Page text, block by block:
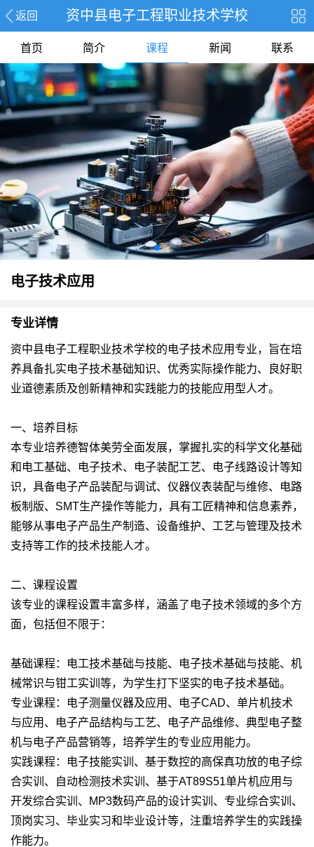
返回 资中县电子工程职业技术学校
首页 简介 课程 新闻 联系
电子技术应用
专业详情
资中县电子工程职业技术学校的电子技术应用专业，旨在培
养具备扎实电子技术基础知识、优秀实际操作能力、良好职
业道德素质及创新精神和实践能力的技能应用型人才。
一、培养目标
本专业培养德智体美劳全面发展，掌握扎实的科学文化基础
和电工基础、电子技术、电子装配工艺、电子线路设计等知
识，具备电子产品装配与调试、仪器仪表装配与维修、电路
板制版、SMT生产操作等能力，具有工匠精神和信息素养，
能够从事电子产品生产制造、设备维护、工艺与管理及技术
支持等工作的技术技能人才。
二、课程设置
该专业的课程设置丰富多样，涵盖了电子技术领域的多个方
面，包括但不限于：
基础课程：电工技术基础与技能、电子技术基础与技能、机
械常识与钳工实训等，为学生打下坚实的电子技术基础。
专业课程：电子测量仪器及应用、电子CAD、单片机技术
与应用、电子产品结构与工艺、电子产品维修、典型电子整
机与电子产品营销等，培养学生的专业应用能力。
实践课程：电子技能实训、基于数控的高保真功放的电子综
合实训、自动检测技术实训、基于AT89S51单片机应用与
开发综合实训、MP3数码产品的设计实训、专业综合实训、
顶岗实习、毕业实习和毕业设计等，注重培养学生的实践操
作能力。